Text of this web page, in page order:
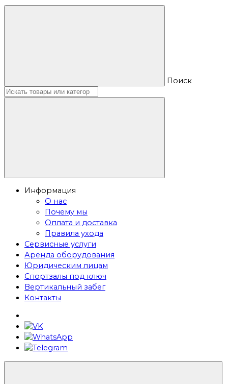
Поиск
Информация
О нас
Почему мы
Оплата и доставка
Правила ухода
Сервисные услуги
Аренда оборудования
Юридическим лицам
Спортзалы под ключ
Вертикальный забег
Контакты